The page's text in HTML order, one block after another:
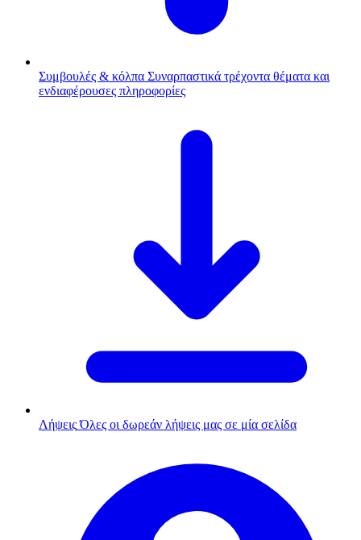
Συμβουλές & κόλπα Συναρπαστικά τρέχοντα θέματα και
ενδιαφέρουσες πληροφορίες
Λήψεις Όλες οι δωρεάν λήψεις μας σε μία σελίδα